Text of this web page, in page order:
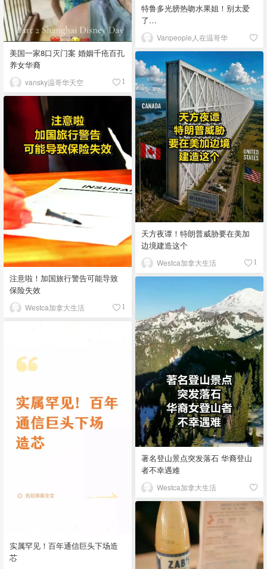
特鲁多光膀热吻水果姐！别太爱
了…
Vanpeople人在温哥华
美国一家8口灭门案 婚姻千疮百孔
养女华裔
vansky温哥华天空 1
天方夜谭！特朗普威胁要在美加
边境建造这个
Westca加拿大生活 1
注意啦！加国旅行警告可能导致
保险失效
Westca加拿大生活 1
著名登山景点突发落石 华裔登山
者不幸遇难
Westca加拿大生活
实属罕见！百年通信巨头下场造
芯